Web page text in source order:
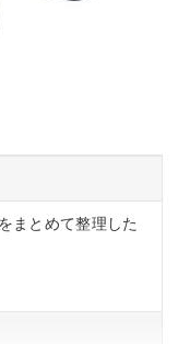
まとめて整理した